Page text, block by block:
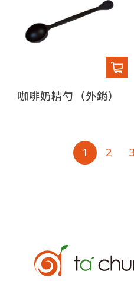
咖啡奶精勺（外銷）
1 2 3